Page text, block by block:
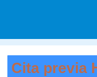
Cita previa